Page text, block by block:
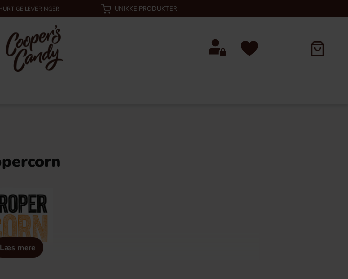
LEVERINGER UNIKKE PRODUKTER
Læs mere